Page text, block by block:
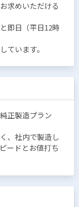
求めいただける
即日（平日12時
ています。
正製造プラン
、社内で製造し
ードとお値打ち